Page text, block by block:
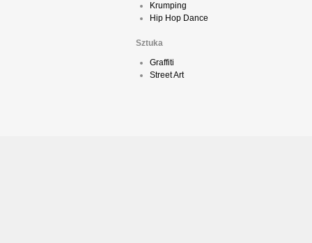
Krumping
Hip Hop Dance
Sztuka
Graffiti
Street Art